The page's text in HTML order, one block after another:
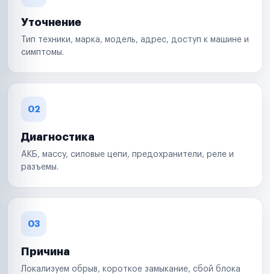
Уточнение
Тип техники, марка, модель, адрес, доступ к машине и
симптомы.
02
Диагностика
АКБ, массу, силовые цепи, предохранители, реле и
разъемы.
03
Причина
Локализуем обрыв, короткое замыкание, сбой блока